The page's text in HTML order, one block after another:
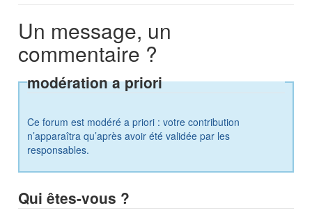
Un message, un
commentaire ?
modération a priori
Ce forum est modéré a priori : votre contribution
n’apparaîtra qu’après avoir été validée par les
responsables.
Qui êtes-vous ?